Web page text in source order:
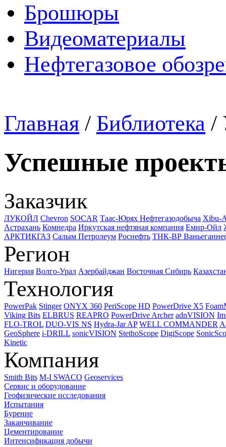
Брошюры
Видеоматериалы
Нефтегазовое
Главная / Библиотека /
Успешные
Заказчик
ЛУКОЙЛ Chevron SOCAR Таас-Юрях Нефтегазодобыча Xibu-
Астрахань Комнедра Иркутская нефтяная компания Емир-Ойл
АРКТИКГАЗ Салым Петролеум Роснефть ТНК-ВР
Регион
Нигерия Волго-Урал Азербайджан Восточная Сибирь
Технология
PowerPak Stinger ONYX 360 PeriScope HD PowerDrive X5
Viking Bits ELBRUS REAPRO PowerDrive Archer adnVISION
FLO-TROL DUO-VIS NS Hydra-Jar AP WELL COMMANDER
GeoSphere i-DRILL sonicVISION StethoScope DigiScope
Kinetic
Компания
Smith Bits M-I SWACO Geoservices
Сервис и оборудование
Геофизические исследования
Испытания
Бурение
Заканчивание
Цементирование
Интенсификация добычи